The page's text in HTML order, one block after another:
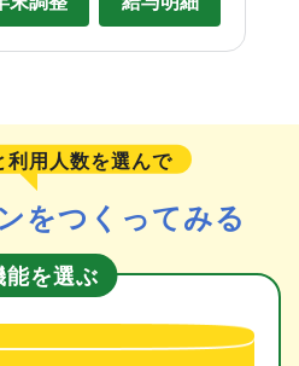
利用人数を選んで
をつくってみる
能を選ぶ